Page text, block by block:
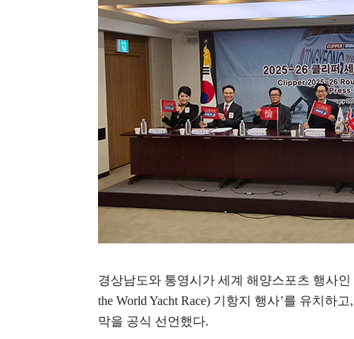
경상남도와 통영시가 세계 해양스포츠 행사인
the World Yacht Race) 기항지 행사’를 유치하고
막을 공식 선언했다.